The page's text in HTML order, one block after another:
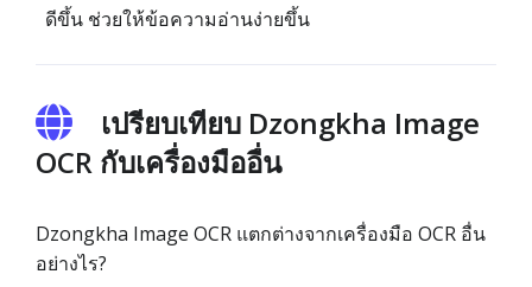
ดีขึ้น ช่วยให้ข้อความอ่านง่ายขึ้น
เปรียบเทียบ Dzongkha Image
OCR กับเครื่องมืออื่น
Dzongkha Image OCR แตกต่างจากเครื่องมือ OCR อื่น
อย่างไร?